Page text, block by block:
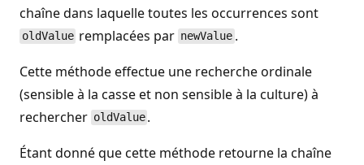
chaîne dans laquelle toutes les occurrences sont
oldValue remplacées par newValue .
Cette méthode effectue une recherche ordinale
(sensible à la casse et non sensible à la culture) à
rechercher oldValue .
Étant donné que cette méthode retourne la chaîne